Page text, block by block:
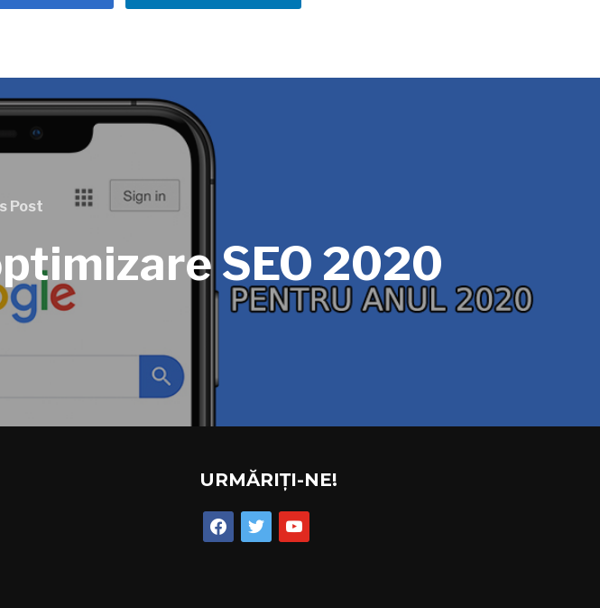
Post
SEO 2020
URMĂRIȚI-NE!
facebooktwitteryoutube